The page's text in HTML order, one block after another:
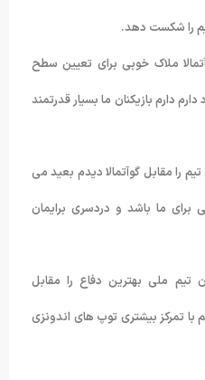
را شکست دهد.
ملاک خوبی برای تعیین سطح
دارم بازیکنان ما بسیار قدرتمند
را مقابل گوآتمالا دیدم بعید می
برای ما باشد و دردسری برایمان
تیم ملی بهترین دفاع را مقابل
با تمرکز بیشتری توپ های اندونزی